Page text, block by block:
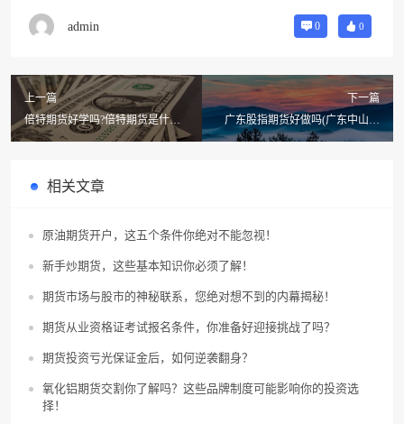
admin 0 0
上一篇
倍特期货好学吗?倍特期货是什么
等级
下一篇
广东股指期货好做吗(广东中山有
哪些好的期货公司?)
相关文章
原油期货开户，这五个条件你绝对不能忽视！
新手炒期货，这些基本知识你必须了解！
期货市场与股市的神秘联系，您绝对想不到的内幕揭秘！
期货从业资格证考试报名条件，你准备好迎接挑战了吗？
期货投资亏光保证金后，如何逆袭翻身？
氧化铝期货交割你了解吗？这些品牌制度可能影响你的投资选
择！